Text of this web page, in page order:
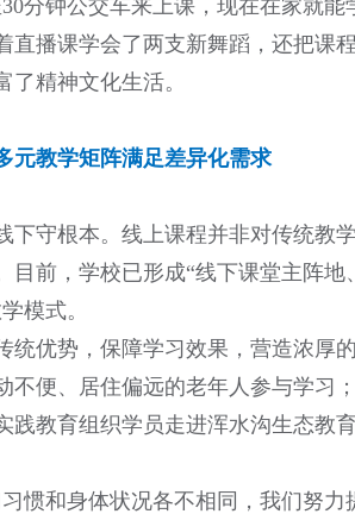
分钟公交车来上课，现在在家就
直播课学会了两支新舞蹈，还把课
了精神文化生活。
元教学矩阵满足差异化需求
下守根本。线上课程并非对传统教
目前，学校已形成“线下课堂主阵
模式。
统优势，保障学习效果，营造浓厚
不便、居住偏远的老年人参与学习
践教育组织学员走进浑水沟生态教
惯和身体状况各不相同，我们努